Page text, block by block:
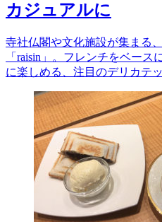
カジュアルに
寺社仏閣や文化施設が集まる
「raisin」。フレンチをベー
に楽しめる、注目のデリカテ